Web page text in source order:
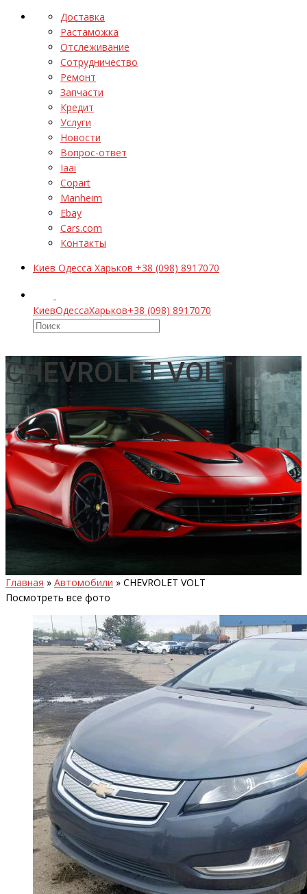
Доставка
Растаможка
Отслеживание
Сотрудничество
Ремонт
Запчасти
Кредит
Услуги
Новости
Вопрос-ответ
Iaai
Copart
Manheim
Ebay
Cars.com
Контакты
Киев Одесса Харьков +38 (098) 8917070
КиевОдессаХарьков+38 (098) 8917070
CHEVROLET VOLT
Главная » Автомобили » CHEVROLET VOLT
Посмотреть все фото